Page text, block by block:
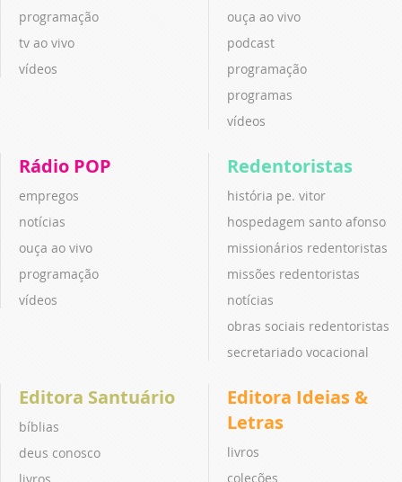
programação
tv ao vivo
vídeos
ouça ao vivo
podcast
programação
programas
vídeos
Rádio POP
empregos
notícias
ouça ao vivo
programação
vídeos
Redentoristas
história pe. vitor
hospedagem santo afonso
missionários redentoristas
missões redentoristas
notícias
obras sociais redentoristas
secretariado vocacional
Editora Santuário
bíblias
deus conosco
livros
Editora Ideias &
Letras
livros
coleções